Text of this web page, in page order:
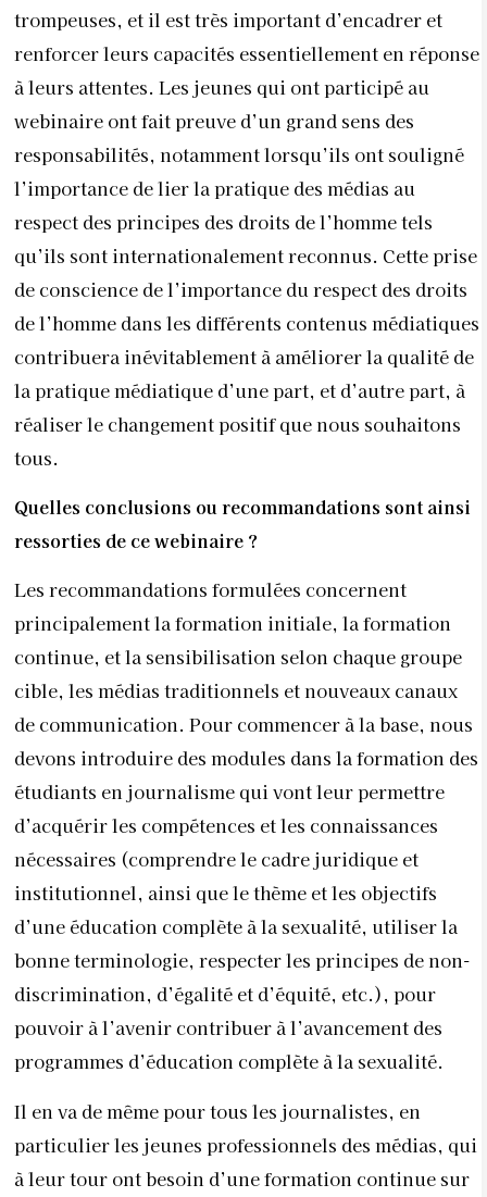
trompeuses, et il est très important d’encadrer et
renforcer leurs capacités essentiellement en réponse
à leurs attentes. Les jeunes qui ont participé au
webinaire ont fait preuve d’un grand sens des
responsabilités, notamment lorsqu’ils ont souligné
l’importance de lier la pratique des médias au
respect des principes des droits de l’homme tels
qu’ils sont internationalement reconnus. Cette prise
de conscience de l’importance du respect des droits
de l’homme dans les différents contenus médiatiques
contribuera inévitablement à améliorer la qualité de
la pratique médiatique d’une part, et d’autre part, à
réaliser le changement positif que nous souhaitons
tous.
Quelles conclusions ou recommandations sont ainsi
ressorties de ce webinaire ?
Les recommandations formulées concernent
principalement la formation initiale, la formation
continue, et la sensibilisation selon chaque groupe
cible, les médias traditionnels et nouveaux canaux
de communication. Pour commencer à la base, nous
devons introduire des modules dans la formation des
étudiants en journalisme qui vont leur permettre
d’acquérir les compétences et les connaissances
nécessaires (comprendre le cadre juridique et
institutionnel, ainsi que le thème et les objectifs
d’une éducation complète à la sexualité, utiliser la
bonne terminologie, respecter les principes de non-
discrimination, d’égalité et d’équité, etc.), pour
pouvoir à l’avenir contribuer à l’avancement des
programmes d’éducation complète à la sexualité.
Il en va de même pour tous les journalistes, en
particulier les jeunes professionnels des médias, qui
à leur tour ont besoin d’une formation continue sur